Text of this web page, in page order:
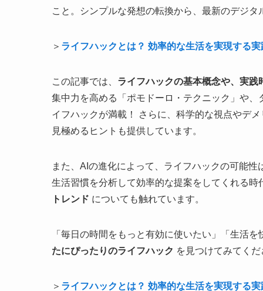
こと。シンプルな発想の転換から、最新のデジ
＞ ライフハックとは？ 効率的な生活を実現する
この記事では、 ライフハックの基本概念や、実
集中力を高める「ポモドーロ・テクニック」や
イフハックが満載！ さらに、科学的な視点やデ
見極めるヒントも提供しています。
また、AIの進化によって、ライフハックの可能
生活習慣を分析して効率的な提案をしてくれる
トレンド についても触れています。
「毎日の時間をもっと有効に使いたい」「生活
たにぴったりのライフハック を見つけてみてくだ
＞ ライフハックとは？ 効率的な生活を実現する